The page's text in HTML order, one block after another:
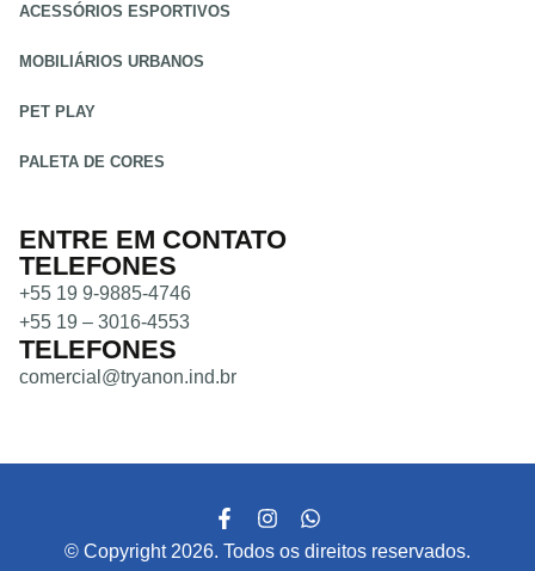
ACESSÓRIOS ESPORTIVOS
MOBILIÁRIOS URBANOS
PET PLAY
PALETA DE CORES
ENTRE EM CONTATO
TELEFONES
+55 19 9-9885-4746
+55 19 – 3016-4553
TELEFONES
comercial@tryanon.ind.br
© Copyright 2026. Todos os direitos reservados.